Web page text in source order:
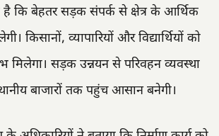
है कि बेहतर सड़क संपर्क से क्षेत्र के आर्थिक
किसानों, व्यापारियों और विद्यार्थियों को
मिलेगा। सड़क उन्नयन से परिवहन व्यवस्था
बाजारों तक पहुंच आसान बनेगी।